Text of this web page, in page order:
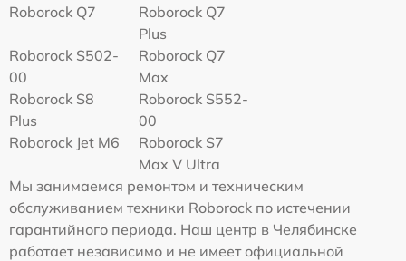
Roborock Q7
Roborock Q7
Plus
Roborock S502-
00
Roborock Q7
Max
Roborock S8
Plus
Roborock S552-
00
Roborock Jet M6
Roborock S7
Max V Ultra
Мы занимаемся ремонтом и техническим
обслуживанием техники Roborock по истечении
гарантийного периода. Наш центр в Челябинске
работает независимо и не имеет официальной